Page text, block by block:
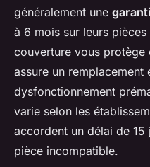
généralement une
à 6 mois sur leurs
couverture vous protège
assure un remplacement
dysfonctionnement
varie selon les
accordent un délai de
pièce incompatible.